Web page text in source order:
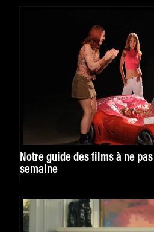
Notre guide des films à ne
semaine